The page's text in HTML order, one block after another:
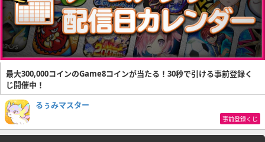
最大300,000コインのGame8コインが当たる！30秒で引ける事前登録く
じ開催中！
るぅみマスター
事前登録くじ